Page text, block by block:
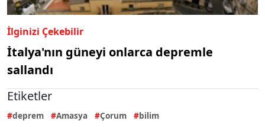
İlginizi Çekebilir
İtalya'nın güneyi onlarca depremle
sallandı
Etiketler
deprem Amasya Çorum bilim